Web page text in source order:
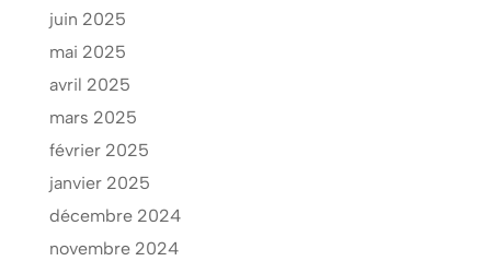
juin 2025
mai 2025
avril 2025
mars 2025
février 2025
janvier 2025
décembre 2024
novembre 2024